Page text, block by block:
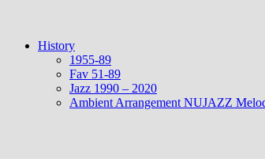
History
1955-89
Fav 51-89
Jazz 1990 – 2020
Ambient Arrangement NUJAZZ